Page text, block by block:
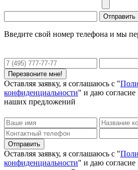
Введите свой номер телефона и мы
Оставляя заявку, я соглашаюсь с "
конфиденциальности" и даю
наших предложений
Оставляя заявку, я соглашаюсь с "
конфиденциальности" и даю